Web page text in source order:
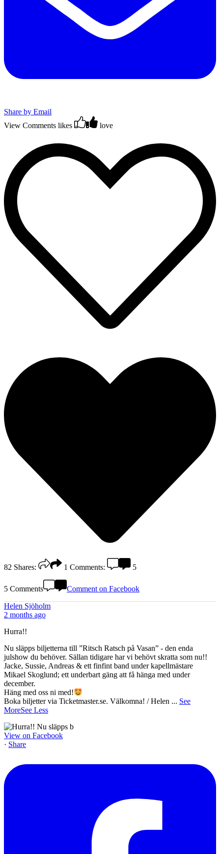
Share by Email
View Comments likes love
82 Shares: 1 Comments: 5
5 Comments Comment on Facebook
Helen Sjöholm
2 months ago
Hurra!!
Nu släpps biljetterna till ”Ritsch Ratsch på Vasan” - den enda
julshow du behöver. Sällan tidigare har vi behövt skratta som nu!!
Jacke, Sussie, Andreas & ett finfint band under kapellmästare
Mikael Skoglund; ett underbart gäng att få hänga med under
december.
Häng med oss ni med!
Boka biljetter via Ticketmaster.se. Välkomna! / Helen ... See
MoreSee Less
View on Facebook
· Share